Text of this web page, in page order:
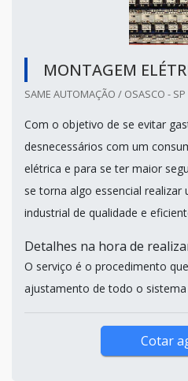
MONTAGEM
SAME AUTOMAÇÃO / OSASCO - SP
Com o objetivo de se evitar
desnecessários com um
elétrica e para se ter maior
se torna algo essencial
industrial de qualidade e
Detalhes na hora de
O serviço é o procedimento
ajustamento de todo o sistema
Cotar